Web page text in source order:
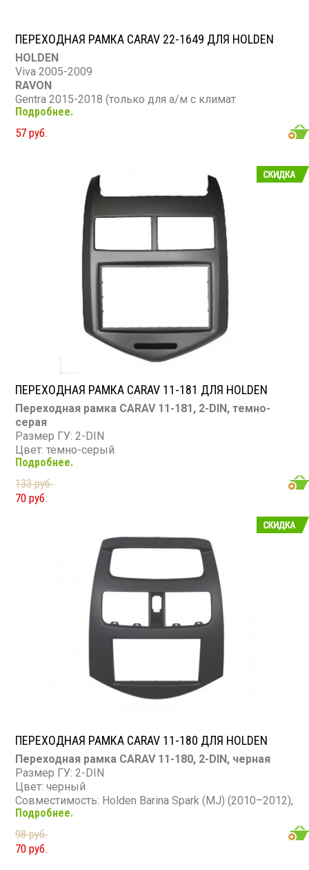
ПЕРЕХОДНАЯ РАМКА CARAV 22-1649 ДЛЯ HOLDEN
HOLDEN
Viva 2005-2009
RAVON
Gentra 2015-2018 (только для а/м с климат
контролем) / Седан
CHEVROLET
Lacetti 2004-2013, Nubira,Optra 2004-2008; Aveo 2004-
Forenza,Verona 2004-2008
Excelle 2004-2008
Подробнее.
57 руб.
ПЕРЕХОДНАЯ РАМКА CARAV 11-181 ДЛЯ HOLDEN
Переходная рамка CARAV 11-181, 2-DIN, темно-
серая
Размер ГУ: 2-DIN
Цвет: темно-серый
Совместимость: Holden Barina (TM) (2011+), Chevrolet
Aveo (2011+), Chevrolet Sonic (2011+)
Материал: пластик (100% повторяет текстуру
торпедо)
Назначение: замена штатной магнитолы на 2-DIN
Подробнее.
133 руб.
70 руб.
ПЕРЕХОДНАЯ РАМКА CARAV 11-180 ДЛЯ HOLDEN
Переходная рамка CARAV 11-180, 2-DIN, черная
Размер ГУ: 2-DIN
Цвет: черный
Совместимость: Holden Barina Spark (MJ) (2010–2012),
Daewoo Matiz Creative (M300) (2009–2011), Chevrolet
Spark (M300) (2010–2013, 2020–2023), Ravon R2
(2016–2020)
Материал: пластик (100% повторяет текстуру
Подробнее.
98 руб.
70 руб.